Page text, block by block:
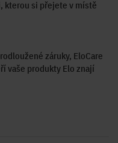
kterou si přejete v místě
záruky, EloCare
vaše produkty Elo znají